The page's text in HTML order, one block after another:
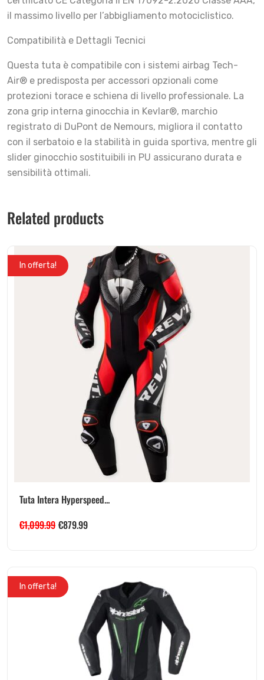
il massimo livello per l’abbigliamento motociclistico.
Compatibilità e Dettagli Tecnici
Questa tuta è compatibile con i sistemi airbag Tech-
Air® e predisposta per accessori opzionali come
protezioni torace e schiena di livello professionale. La
zona grip interna ginocchia in Kevlar®, marchio
registrato di DuPont de Nemours, migliora il contatto
con il serbatoio e la stabilità in guida sportiva, mentre gli
slider ginocchio sostituibili in PU assicurano durata e
sensibilità ottimali.
Related products
In offerta!
Tuta Intera Hyperspeed...
€1,099.99 €879.99
In offerta!